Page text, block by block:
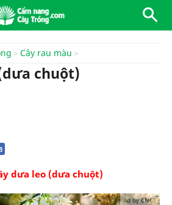
Cây rau màu
chuột)
dưa leo (dưa chuột)
Ad by CNCT